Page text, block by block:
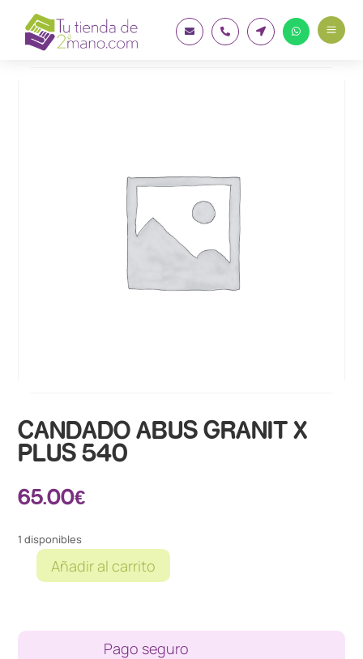
    a
CANDADO ABUS GRANIT X
PLUS 540
65.00€
1 disponibles
CANDADO
X
Añadir al carrito
Pago seguro